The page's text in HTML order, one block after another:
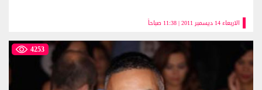
الاربعاء 14 ديسمبر 2011 | 11:38 صباحاً
4253